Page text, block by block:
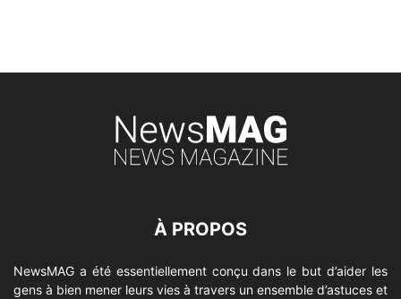
À PROPOS
NewsMAG a été essentiellement conçu dans le but d’aider les
gens à bien mener leurs vies à travers un ensemble d’astuces et